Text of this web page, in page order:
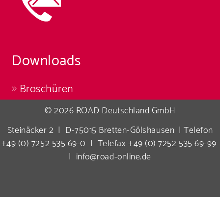
Downloads
Broschüren
© 2026 ROAD Deutschland GmbH
Steinäcker 2 | D-75015 Bretten-Gölshausen | Telefon
+49 (0) 7252 535 69-0 | Telefax +49 (0) 7252 535 69-99
| info@road-online.de